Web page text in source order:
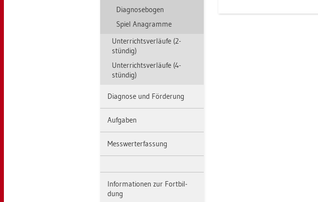
Dia­gno­se­bo­gen
Spiel Ana­gram­me
Un­ter­richts­ver­läu­fe (2-
stün­dig)
Un­ter­richts­ver­läu­fe (4-
stün­dig)
Dia­gno­se und För­de­rung
Auf­ga­ben
Mess­wert­er­fas­sung
In­for­ma­tio­nen zur Fort­bil­
dung